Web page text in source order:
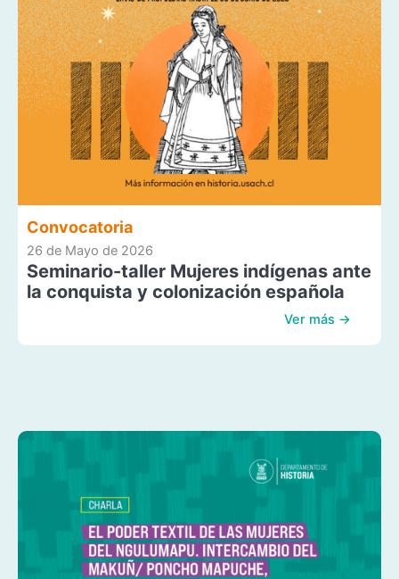
Convocatoria
26 de Mayo de 2026
Seminario-taller Mujeres indígenas ante
la conquista y colonización española
Ver más →